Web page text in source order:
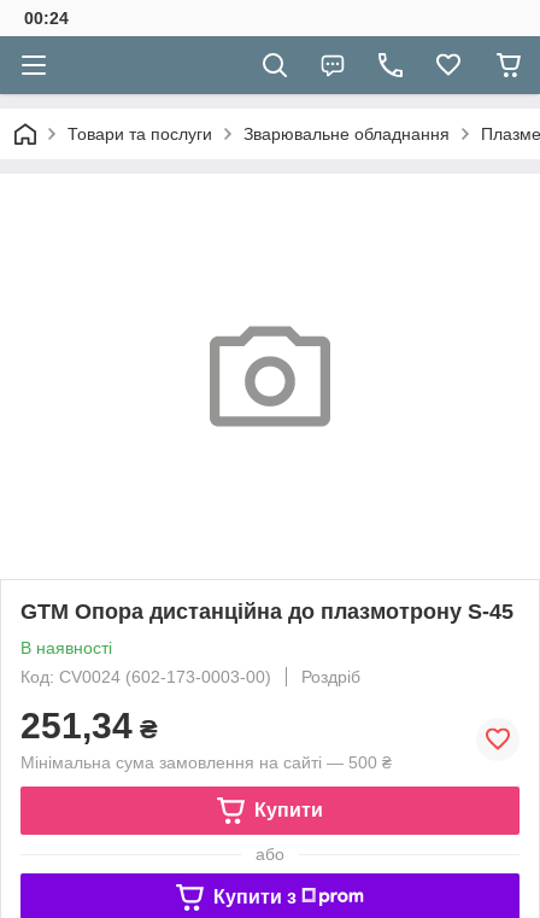
00:24
Товари та послуги Зварювальне обладнання
GTM Опора дистанційна до плазмотрону S-45
В наявності
Код: CV0024 (602-173-0003-00)
Роздріб
251,34 ₴
Мінімальна сума замовлення на сайті — 500 ₴
Купити
або
Купити з